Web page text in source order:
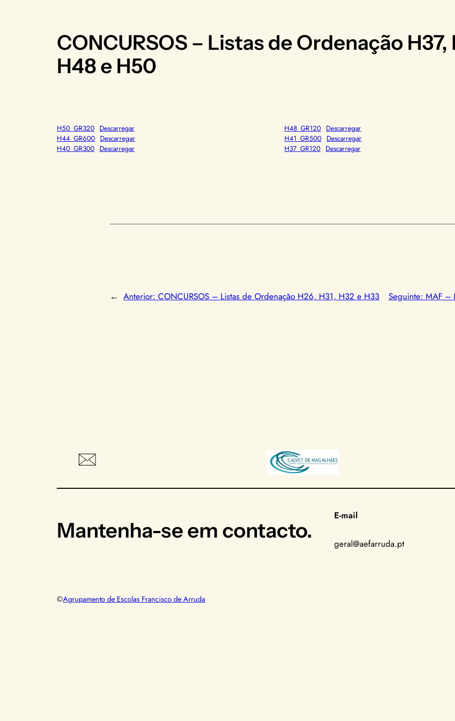
CONCURSOS – Listas de Ordenação H37,
H48 e H50
H50_GR320 Descarregar H48_GR120 Descarregar
H44_GR600 Descarregar H41_GR500 Descarregar
H40_GR300 Descarregar H37_GR120 Descarregar
← Anterior: CONCURSOS – Listas de Ordenação H26, H31, H32 e H33 Seguinte: MAF –
Mantenha-se em contacto.
E-mail
geral@aefarruda.pt
©Agrupamento de Escolas Francisco de Arruda